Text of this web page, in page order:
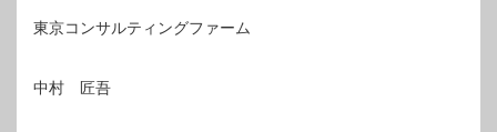
東京コンサルティングファーム
中村 匠吾